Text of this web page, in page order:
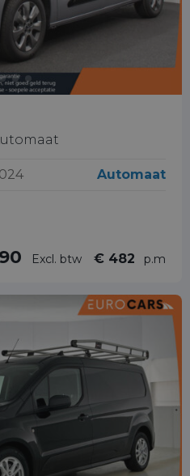
Automaat
Excl. btw € 482 p.m